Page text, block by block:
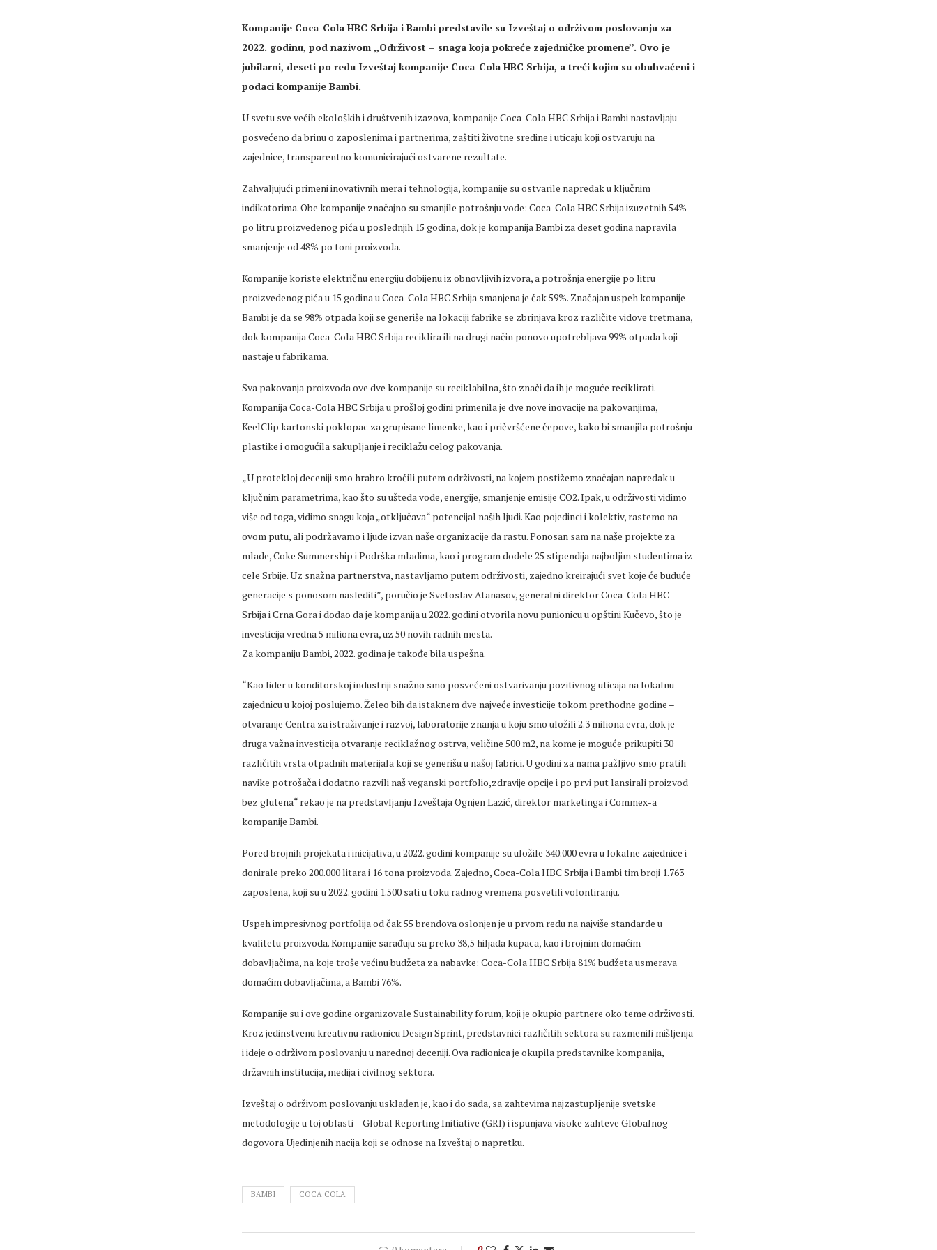
Kompanije Coca-Cola HBC Srbija i Bambi predstavile su Izveštaj o održivom poslovanju za
2022. godinu, pod nazivom ,,Održivost – snaga koja pokreće zajedničke promene’’. Ovo je
jubilarni, deseti po redu Izveštaj kompanije Coca-Cola HBC Srbija, a treći kojim su obuhvaćeni i
podaci kompanije Bambi.
U svetu sve većih ekoloških i društvenih izazova, kompanije Coca-Cola HBC Srbija i Bambi nastavljaju
posvećeno da brinu o zaposlenima i partnerima, zaštiti životne sredine i uticaju koji ostvaruju na
zajednice, transparentno komunicirajući ostvarene rezultate.
Zahvaljujući primeni inovativnih mera i tehnologija, kompanije su ostvarile napredak u ključnim
indikatorima. Obe kompanije značajno su smanjile potrošnju vode: Coca-Cola HBC Srbija izuzetnih 54%
po litru proizvedenog pića u poslednjih 15 godina, dok je kompanija Bambi za deset godina napravila
smanjenje od 48% po toni proizvoda.
Kompanije koriste električnu energiju dobijenu iz obnovljivih izvora, a potrošnja energije po litru
proizvedenog pića u 15 godina u Coca-Cola HBC Srbija smanjena je čak 59%. Značajan uspeh kompanije
Bambi je da se 98% otpada koji se generiše na lokaciji fabrike se zbrinjava kroz različite vidove tretmana,
dok kompanija Coca-Cola HBC Srbija reciklira ili na drugi način ponovo upotrebljava 99% otpada koji
nastaje u fabrikama.
Sva pakovanja proizvoda ove dve kompanije su reciklabilna, što znači da ih je moguće reciklirati.
Kompanija Coca-Cola HBC Srbija u prošloj godini primenila je dve nove inovacije na pakovanjima,
KeelClip kartonski poklopac za grupisane limenke, kao i pričvršćene čepove, kako bi smanjila potrošnju
plastike i omogućila sakupljanje i reciklažu celog pakovanja.
„U protekloj deceniji smo hrabro kročili putem održivosti, na kojem postižemo značajan napredak u
ključnim parametrima, kao što su ušteda vode, energije, smanjenje emisije CO2. Ipak, u održivosti vidimo
više od toga, vidimo snagu koja „otključava“ potencijal naših ljudi. Kao pojedinci i kolektiv, rastemo na
ovom putu, ali podržavamo i ljude izvan naše organizacije da rastu. Ponosan sam na naše projekte za
mlade, Coke Summership i Podrška mladima, kao i program dodele 25 stipendija najboljim studentima iz
cele Srbije. Uz snažna partnerstva, nastavljamo putem održivosti, zajedno kreirajući svet koje će buduće
generacije s ponosom naslediti”, poručio je Svetoslav Atanasov, generalni direktor Coca-Cola HBC
Srbija i Crna Gora i dodao da je kompanija u 2022. godini otvorila novu punionicu u opštini Kučevo, što je
investicija vredna 5 miliona evra, uz 50 novih radnih mesta.
Za kompaniju Bambi, 2022. godina je takođe bila uspešna.
“Kao lider u konditorskoj industriji snažno smo posvećeni ostvarivanju pozitivnog uticaja na lokalnu
zajednicu u kojoj poslujemo. Želeo bih da istaknem dve najveće investicije tokom prethodne godine –
otvaranje Centra za istraživanje i razvoj, laboratorije znanja u koju smo uložili 2.3 miliona evra, dok je
druga važna investicija otvaranje reciklažnog ostrva, veličine 500 m2, na kome je moguće prikupiti 30
različitih vrsta otpadnih materijala koji se generišu u našoj fabrici. U godini za nama pažljivo smo pratili
navike potrošača i dodatno razvili naš veganski portfolio,zdravije opcije i po prvi put lansirali proizvod
bez glutena“ rekao je na predstavljanju Izveštaja Ognjen Lazić, direktor marketinga i Commex-a
kompanije Bambi.
Pored brojnih projekata i inicijativa, u 2022. godini kompanije su uložile 340.000 evra u lokalne zajednice i
donirale preko 200.000 litara i 16 tona proizvoda. Zajedno, Coca-Cola HBC Srbija i Bambi tim broji 1.763
zaposlena, koji su u 2022. godini 1.500 sati u toku radnog vremena posvetili volontiranju.
Uspeh impresivnog portfolija od čak 55 brendova oslonjen je u prvom redu na najviše standarde u
kvalitetu proizvoda. Kompanije sarađuju sa preko 38,5 hiljada kupaca, kao i brojnim domaćim
dobavljačima, na koje troše većinu budžeta za nabavke: Coca-Cola HBC Srbija 81% budžeta usmerava
domaćim dobavljačima, a Bambi 76%.
Kompanije su i ove godine organizovale Sustainability forum, koji je okupio partnere oko teme održivosti.
Kroz jedinstvenu kreativnu radionicu Design Sprint, predstavnici različitih sektora su razmenili mišljenja
i ideje o održivom poslovanju u narednoj deceniji. Ova radionica je okupila predstavnike kompanija,
državnih institucija, medija i civilnog sektora.
Izveštaj o održivom poslovanju usklađen je, kao i do sada, sa zahtevima najzastupljenije svetske
metodologije u toj oblasti – Global Reporting Initiative (GRI) i ispunjava visoke zahteve Globalnog
dogovora Ujedinjenih nacija koji se odnose na Izveštaj o napretku.
BAMBI COCA COLA